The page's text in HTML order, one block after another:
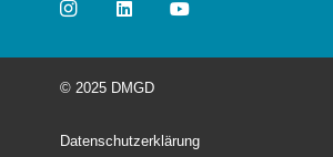
© 2025 DMGD
Datenschutzerklärung